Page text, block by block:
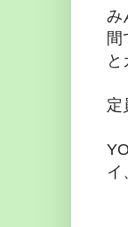
み
間
と
定
イ